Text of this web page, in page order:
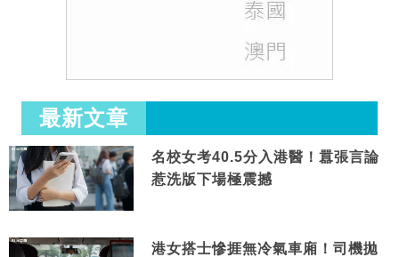
最新文章
名校女考40.5分入港醫！囂張言論
惹洗版下場極震撼
港女搭士慘捱無冷氣車廂！司機拋